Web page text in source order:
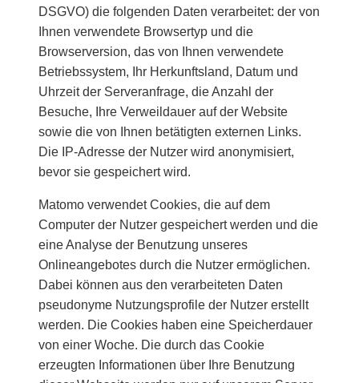
DSGVO) die folgenden Daten verarbeitet: der von
Ihnen verwendete Browsertyp und die
Browserversion, das von Ihnen verwendete
Betriebssystem, Ihr Herkunftsland, Datum und
Uhrzeit der Serveranfrage, die Anzahl der
Besuche, Ihre Verweildauer auf der Website
sowie die von Ihnen betätigten externen Links.
Die IP-Adresse der Nutzer wird anonymisiert,
bevor sie gespeichert wird.
Matomo verwendet Cookies, die auf dem
Computer der Nutzer gespeichert werden und die
eine Analyse der Benutzung unseres
Onlineangebotes durch die Nutzer ermöglichen.
Dabei können aus den verarbeiteten Daten
pseudonyme Nutzungsprofile der Nutzer erstellt
werden. Die Cookies haben eine Speicherdauer
von einer Woche. Die durch das Cookie
erzeugten Informationen über Ihre Benutzung